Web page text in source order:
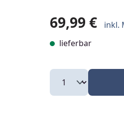
69,99 € inkl.
lieferbar